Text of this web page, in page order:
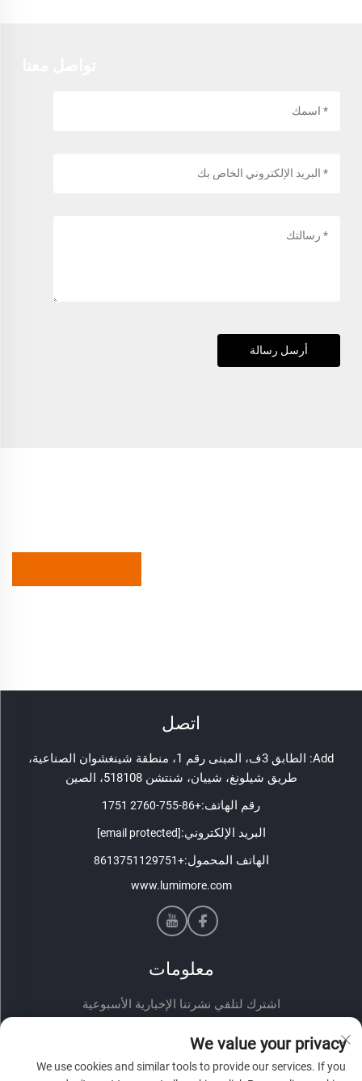
أرسل رسالة
اتصل
Add: الطابق 3ف، المبنى رقم 1، منطقة شينغشوان الصناعية،
طريق شيلونغ، شييان، شنتشن 518108، الصين
رقم الهاتف:+86-755-2760 1751
البريد الإلكتروني:[email protected]
الهاتف المحمول:+8613751129751
www.lumimore.com
معلومات
اشترك لتلقي نشرتنا الإخبارية الأسبوعية
We value your privacy
We use cookies and similar tools to provide our services. If you